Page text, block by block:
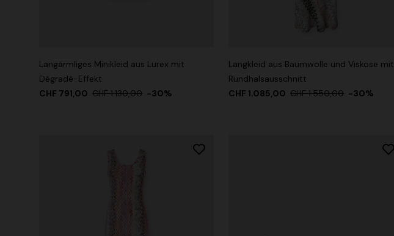
Langärmliges Minikleid aus Lurex mit
Dégradé-Effekt
CHF 791,00 CHF 1.130,00 -30%
Langkleid aus Baumwolle und Viskose mit
Rundhalsausschnitt
CHF 1.085,00 CHF 1.550,00 -30%
NEUE SAISON
Langes Kleid aus Viskose-Lamé mit
gekreuzten Trägern
NEUHEITEN
Langes Kleid mit gekreuzten Trägern aus
Chevron-Viskose